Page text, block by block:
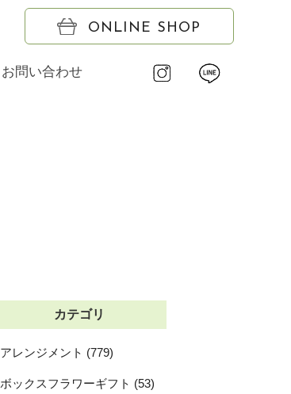
ONLINE SHOP
お問い合わせ
カテゴリ
アレンジメント (779)
ボックスフラワーギフト (53)